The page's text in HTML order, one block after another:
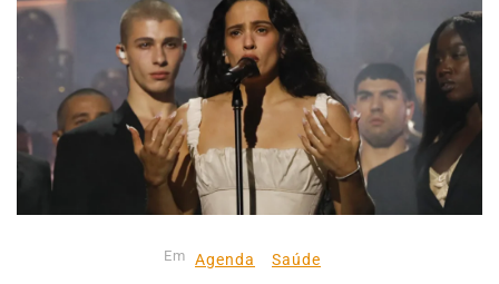
Em Agenda Saúde